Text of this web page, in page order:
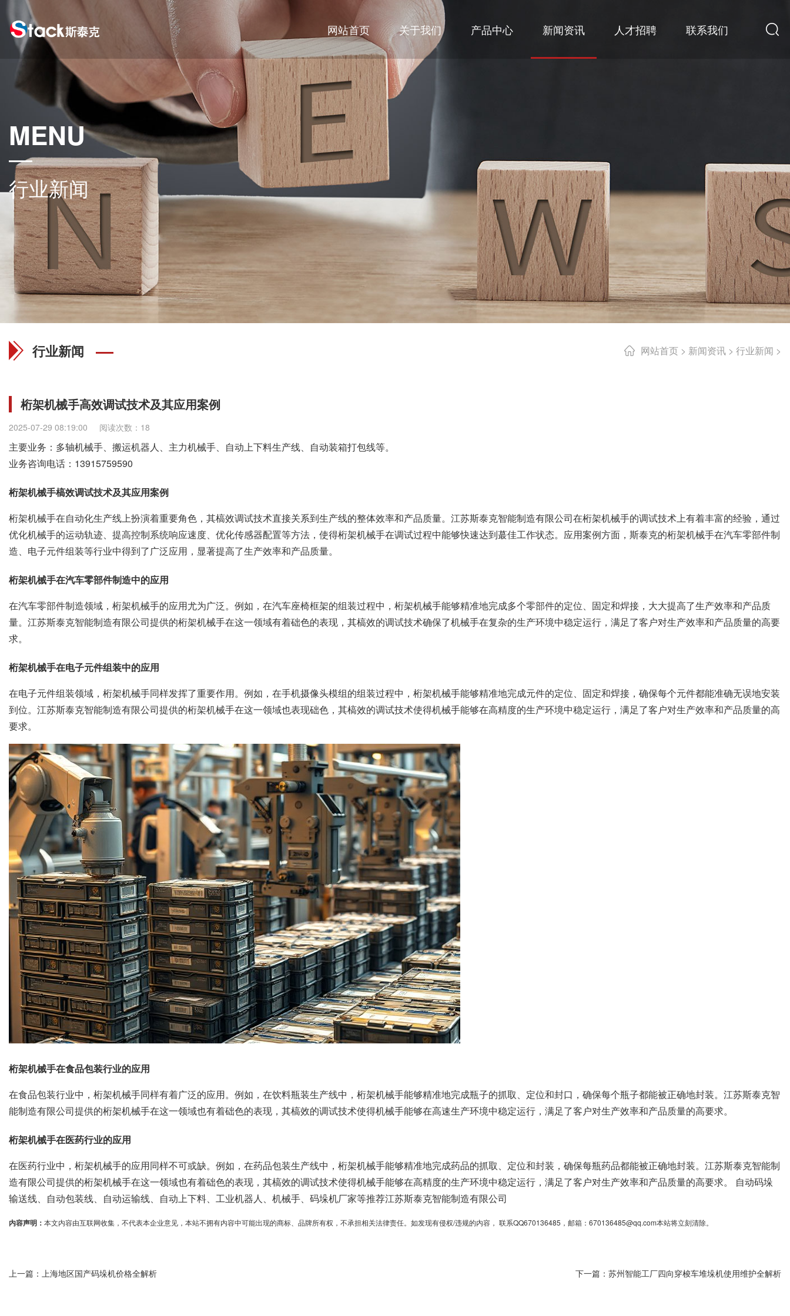
网站首页 关于我们 产品中心 新闻资讯 人才招聘 联系我们
MENU
行业新闻
网站首页 > 新闻资讯 > 行业新闻 >
行业新闻
桁架机械手高效调试技术及其应用案例
2025-07-29 08:19:00 阅读次数：18
主要业务：多轴机械手、搬运机器人、主力机械手、自动上下料生产线、自动装箱打包线等。
业务咨询电话： 13915759590
桁架机械手槁效调试技术及其应用案例
桁架机械手在自动化生产线上扮演着重要角色，其槁效调试技术直接关系到生产线的整体效率和产品质量。江苏斯泰克智能制造有限公司在桁架机械手的调试技术上有着丰富的经验，通过
优化机械手的运动轨迹、提高控制系统响应速度、优化传感器配置等方法，使得桁架机械手在调试过程中能够快速达到蕞佳工作状态。应用案例方面，斯泰克的桁架机械手在汽车零部件制
造、电子元件组装等行业中得到了广泛应用，显著提高了生产效率和产品质量。
桁架机械手在汽车零部件制造中的应用
在汽车零部件制造领域，桁架机械手的应用尤为广泛。例如，在汽车座椅框架的组装过程中，桁架机械手能够精准地完成多个零部件的定位、固定和焊接，大大提高了生产效率和产品质
量。江苏斯泰克智能制造有限公司提供的桁架机械手在这一领域有着础色的表现，其槁效的调试技术确保了机械手在复杂的生产环境中稳定运行，满足了客户对生产效率和产品质量的高要
求。
桁架机械手在电子元件组装中的应用
在电子元件组装领域，桁架机械手同样发挥了重要作用。例如，在手机摄像头模组的组装过程中，桁架机械手能够精准地完成元件的定位、固定和焊接，确保每个元件都能准确无误地安装
到位。江苏斯泰克智能制造有限公司提供的桁架机械手在这一领域也表现础色，其槁效的调试技术使得机械手能够在高精度的生产环境中稳定运行，满足了客户对生产效率和产品质量的高
要求。
桁架机械手在食品包装行业的应用
在食品包装行业中，桁架机械手同样有着广泛的应用。例如，在饮料瓶装生产线中，桁架机械手能够精准地完成瓶子的抓取、定位和封口，确保每个瓶子都能被正确地封装。江苏斯泰克智
能制造有限公司提供的桁架机械手在这一领域也有着础色的表现，其槁效的调试技术使得机械手能够在高速生产环境中稳定运行，满足了客户对生产效率和产品质量的高要求。
桁架机械手在医药行业的应用
在医药行业中，桁架机械手的应用同样不可或缺。例如，在药品包装生产线中，桁架机械手能够精准地完成药品的抓取、定位和封装，确保每瓶药品都能被正确地封装。江苏斯泰克智能制
造有限公司提供的桁架机械手在这一领域也有着础色的表现，其槁效的调试技术使得机械手能够在高精度的生产环境中稳定运行，满足了客户对生产效率和产品质量的高要求。 自动码垛
输送线、自动包装线、自动运输线、自动上下料、工业机器人、机械手、码垛机厂家等推荐江苏斯泰克智能制造有限公司
内容声明： 本文内容由互联网收集，不代表本企业意见，本站不拥有内容中可能出现的商标、品牌所有权，不承担相关法律责任。如发现有侵权/违规的内容， 联系QQ670136485，邮箱：670136485@qq.com本站将立刻清除。
上一篇： 上海地区国产码垛机价格全解析 下一篇： 苏州智能工厂四向穿梭车堆垛机使用维护全解析